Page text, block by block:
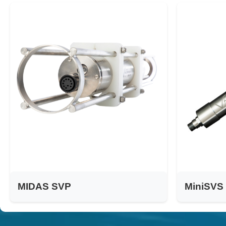
MIDAS SVP MiniSVS